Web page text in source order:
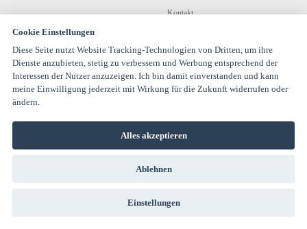
© 1994-2026 TECON GmbH - All rights reserved |
TECON GmbH Hauptstraße 30 24616 Hardebek Deutschland Telefon:
Kontakt
Cookie Einstellungen
Diese Seite nutzt Website Tracking-Technologien von Dritten, um ihre
Dienste anzubieten, stetig zu verbessern und Werbung entsprechend der
Interessen der Nutzer anzuzeigen. Ich bin damit einverstanden und kann
meine Einwilligung jederzeit mit Wirkung für die Zukunft widerrufen oder
ändern.
Alles akzeptieren
Ablehnen
Einstellungen